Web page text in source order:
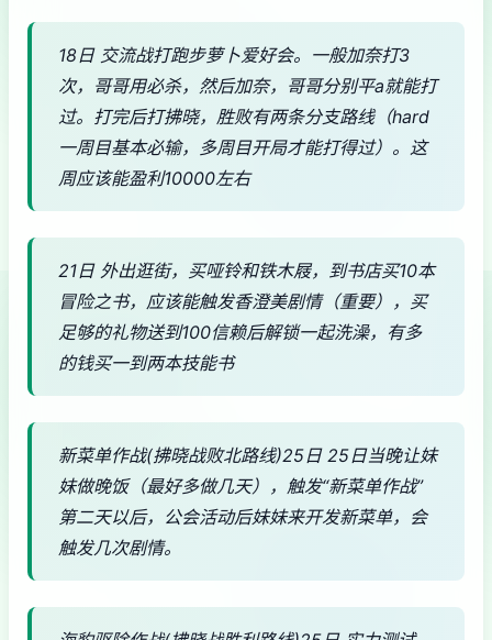
18日 交流战打跑步萝卜爱好会。一般加奈打3
次，哥哥用必杀，然后加奈，哥哥分别平a就能打
过。打完后打拂晓，胜败有两条分支路线（hard
一周目基本必输，多周目开局才能打得过）。这
周应该能盈利10000左右
21日 外出逛街，买哑铃和铁木屐，到书店买10本
冒险之书，应该能触发香澄美剧情（重要），买
足够的礼物送到100信赖后解锁一起洗澡，有多
的钱买一到两本技能书
新菜单作战(拂晓战败北路线)25日 25日当晚让妹
妹做晚饭（最好多做几天），触发“新菜单作战”
第二天以后，公会活动后妹妹来开发新菜单，会
触发几次剧情。